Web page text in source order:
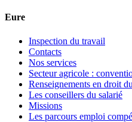
Eure
Inspection du travail
Contacts
Nos services
Secteur agricole :
Renseignements en droit
Les conseillers du salarié
Missions
Les parcours emploi